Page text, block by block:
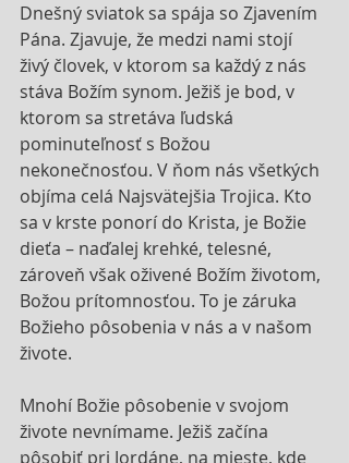
Dnešný sviatok sa spája so Zjavením
Pána. Zjavuje, že medzi nami stojí
živý človek, v ktorom sa každý z nás
stáva Božím synom. Ježiš je bod, v
ktorom sa stretáva ľudská
pominuteľnosť s Božou
nekonečnosťou. V ňom nás všetkých
objíma celá Najsvätejšia Trojica. Kto
sa v krste ponorí do Krista, je Božie
dieťa – naďalej krehké, telesné,
zároveň však oživené Božím životom,
Božou prítomnosťou. To je záruka
Božieho pôsobenia v nás a v našom
živote.
Mnohí Božie pôsobenie v svojom
živote nevnímame. Ježiš začína
pôsobiť pri Jordáne, na mieste, kde